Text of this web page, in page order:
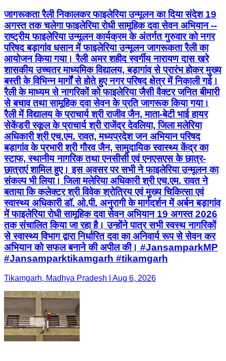
जागरूकता रैली निकालकर फाइलेरिया उन्मूलन का दिया संदेश 19
अगस्त तक चलेगा फाइलेरिया रोधी सामूहिक दवा सेवन अभियान --
राष्ट्रीय फाइलेरिया उन्मूलन कार्यक्रम के अंतर्गत गुरुवार को नगर
परिषद बड़ागांव धसान में फाइलेरिया उन्मूलन जागरूकता रैली का
आयोजन किया गया। रैली अमर शहीद स्वर्गीय नारायण दास खरे
शासकीय उच्चतर माध्यमिक विद्यालय, बड़ागांव से प्रारंभ होकर मुख्य
बस्ती के विभिन्न मार्गों से होते हुए नगर परिषद क्षेत्र में निकाली गई।
रैली के माध्यम से नागरिकों को फाइलेरिया जैसी वैक्टर जनित बीमारी
से बचाव तथा सामूहिक दवा सेवन के प्रति जागरूक किया गया।
रैली में विद्यालय के प्राचार्य श्री राजीव जैन, माता-बेटी भाई हायर
सेकेंडरी स्कूल के प्राचार्य श्री राजेंद्र देवलिया, जिला मलेरिया
अधिकारी श्री एच.एम. रावत, मध्यप्रदेश जन अभियान परिषद
बड़ागांव के प्रभारी श्री गौरव जैन, सामुदायिक स्वास्थ्य केंद्र का
स्टाफ, स्थानीय नागरिक तथा एनसीसी एवं एनएसएस के छात्र-
छात्राएं शामिल हुए। इस अवसर पर सभी ने फाइलेरिया उन्मूलन का
संकल्प भी लिया। जिला मलेरिया अधिकारी श्री एच.एम. रावत ने
बताया कि कलेक्टर श्री विवेक श्रोत्रिय एवं मुख्य चिकित्सा एवं
स्वास्थ्य अधिकारी डॉ. ओ.पी. अनुरागी के मार्गदर्शन में अर्बन बड़ागांव
में फाइलेरिया रोधी सामूहिक दवा सेवन अभियान 19 अगस्त 2026
तक संचालित किया जा रहा है। उन्होंने पात्र सभी स्वस्थ नागरिकों
से स्वास्थ्य विभाग द्वारा निर्धारित दवा का अनिवार्य रूप से सेवन कर
अभियान को सफल बनाने की अपील की। #JansamparkMP
#Jansamparktikamgarh #tikamgarh
Tikamgarh, Madhya Pradesh | Aug 6, 2026